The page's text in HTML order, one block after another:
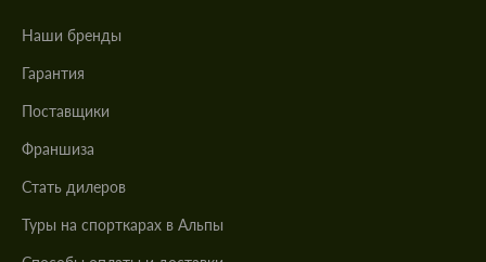
Наши бренды
Гарантия
Поставщики
Франшиза
Стать дилеров
Туры на спорткарах в Альпы